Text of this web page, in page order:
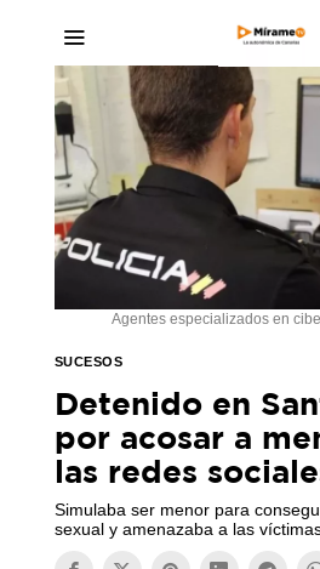
Agentes especializados en
SUCESOS
Detenido en
por acosar a
las redes
Simulaba ser menor para
sexual y amenazaba a las